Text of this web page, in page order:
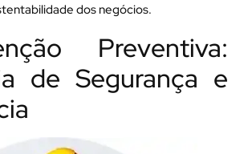
dos negócios.
Preventiva:
de Segurança e